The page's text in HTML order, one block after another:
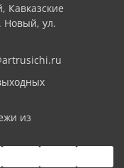
Кавказские
Новый, ул.
из